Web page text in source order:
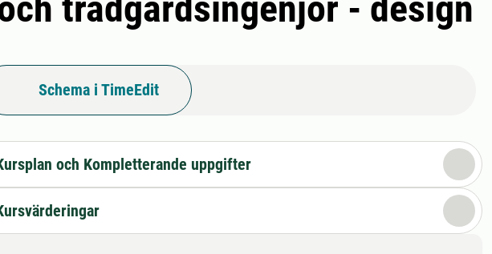
Schema i TimeEdit
och Kompletterande uppgifter